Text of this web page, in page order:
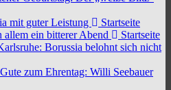
mit guter Leistung
Startseite
allem ein bitterer Abend
Startseite
Borussia belohnt sich nicht
zum Ehrentag: Willi Seebauer